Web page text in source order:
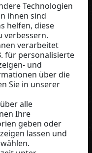
Akademy
Technologien
ihnen sind
helfen, diese
verbessern.
verarbeitet
für personalisierte
und
über die
Sie in unserer
alle
Ihre
geben oder
lassen und